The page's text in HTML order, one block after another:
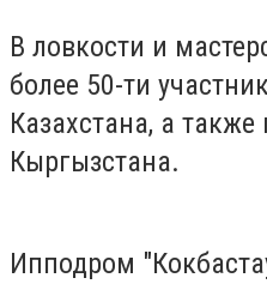
В ловкости и
более 50-ти
Казахстана, а также
Кыргызстана.
Ипподром